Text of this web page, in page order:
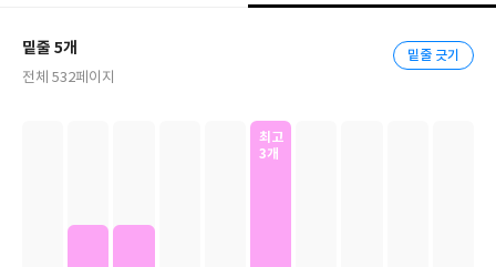
열한 살에 우연히 이웃 독신 남매의 집에 어린 조카딸이 와서 사는
것을 보고 짧은 글을 썼던 것이 훗날 『빨강 머리 앤』의 모티브가
의 희망적이고 명랑한 고아 여자아이의 성장 이야기는 캐나다 독자
들의 열렬한 호응을 얻었다. 이듬해인 1908년 미국에서 출간된 후
깨 빼빼 마른~ 빨강 머리~”라는 주제곡이 절로 흥얼거려질 만큼 유
명한 동명의 TV 애니메이션 원화를 ‘만화책’처럼 구성해 넣은 삽화
덕분에, 긴 분량의 완역본이지만 순식간에 읽을 수 있다.
‘초록 지붕 집’에 실수로 입양된 고아 소녀가 엉뚱한 상상력과 긍정
의 에너지로 어려움들을 돌파해 가는, 세계에서 가장 유쾌한 성장소
탁월하다. 그래서 소설의 배경인 프린스에드워드 섬은 항상 팬들로
밑줄 5개
전체 532페이지
밑줄 긋기
최고
3개